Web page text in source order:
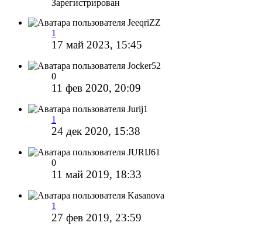
Зарегистрирован
JeeqriZZ
1
17 май 2023, 15:45
Jocker52
0
11 фев 2020, 20:09
Jurij1
1
24 дек 2020, 15:38
JURIJ61
0
11 май 2019, 18:33
Kasanova
1
27 фев 2019, 23:59